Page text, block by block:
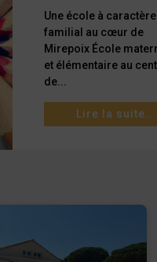
Une école à caractère
familial au cœur de
Mirepoix École
et élémentaire au
de...
Lire la suite...